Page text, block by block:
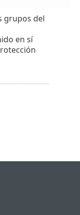
grupos del
en sí